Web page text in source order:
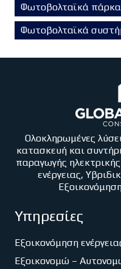
Φωτοβολταϊκά πάρκα
Φωτοβολταϊκά
Ολοκληρωμένες
κατασκευή και
παραγωγής
ενέργειας,
Υπηρεσίες
Εξοικονόμηση
Εξοικονομώ –